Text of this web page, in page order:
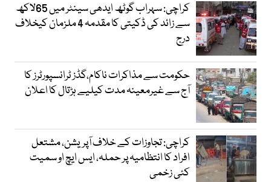
کراچی: سہراب گوٹھ ایدھی سینٹر میں 65لاکھ
سے زائد کی ڈکیتی کا مقدمہ 4 ملزمان کیخلاف
درج
حکومت سے مذاکرات ناکام،گڈز ٹرانسپورٹرز کا
آج سے غیرمعینہ مدت کیلیے ہڑتال کا اعلان
کراچی: تجاوزات کے خلاف آپریشن، مشتعل
افراد کا انتظامیہ پر حملہ، ایس ایچ او سمیت
کئی زخمی